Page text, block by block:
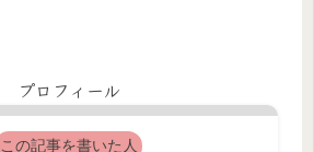
プロフィール
この記事を書いた人